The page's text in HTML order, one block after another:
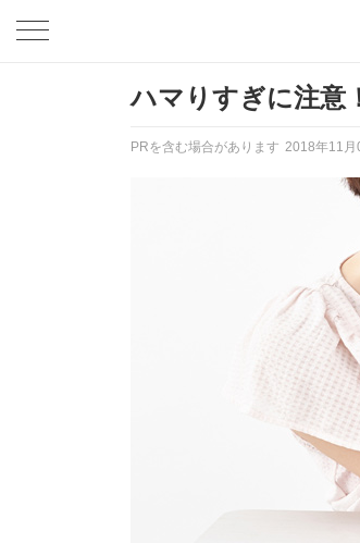
ハマりすぎに注意
PRを含む場合があります 2018年11月